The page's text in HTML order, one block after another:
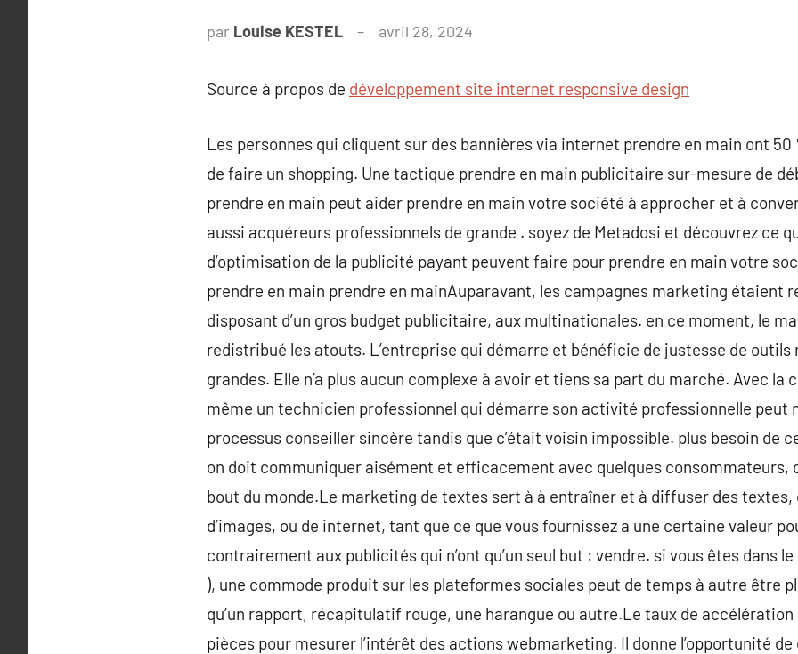
par Louise KESTEL avril 28, 2024
Source à propos de développement site internet responsive design
Les personnes qui cliquent sur des bannières via internet prendre en main ont 50
de faire un shopping. Une tactique prendre en main publicitaire sur-mesure de
prendre en main peut aider prendre en main votre société à approcher et à
aussi acquéreurs professionnels de grande . soyez de Metadosi et découvrez ce
d’optimisation de la publicité payant peuvent faire pour prendre en main votre
prendre en main prendre en mainAuparavant, les campagnes marketing étaient
disposant d’un gros budget publicitaire, aux multinationales. en ce moment, le
redistribué les atouts. L’entreprise qui démarre et bénéficie de justesse de outils
grandes. Elle n’a plus aucun complexe à avoir et tiens sa part du marché. Avec
même un technicien professionnel qui démarre son activité professionnelle peut
processus conseiller sincère tandis que c’était voisin impossible. plus besoin de
on doit communiquer aisément et efficacement avec quelques consommateurs,
bout du monde.Le marketing de textes sert à à entraîner et à diffuser des textes,
d’images, ou de internet, tant que ce que vous fournissez a une certaine valeur
contrairement aux publicités qui n’ont qu’un seul but : vendre. si vous êtes dans
), une commode produit sur les plateformes sociales peut de temps à autre être
qu’un rapport, récapitulatif rouge, une harangue ou autre.Le taux de
pièces pour mesurer l’intérêt des actions webmarketing. Il donne l’opportunité